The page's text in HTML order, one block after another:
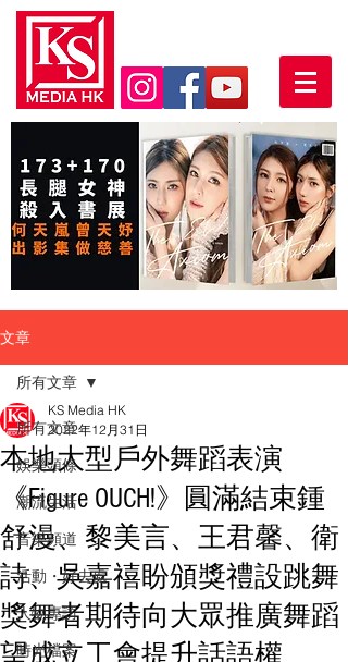
文章
所有文章
娛樂頭條
潮流生活
音樂頻道
活動・好去處
人物專訪
時光檔案
所有文章
本地大型戶外舞蹈表演
《Figure OUCH!》圓滿結束鍾
舒漫、黎美言、王君馨、衛
詩、吳嘉禧盼頒獎禮設跳舞
獎舞者期待向大眾推廣舞蹈
望成立工會提升話語權
KS Media HK
2022年12月31日